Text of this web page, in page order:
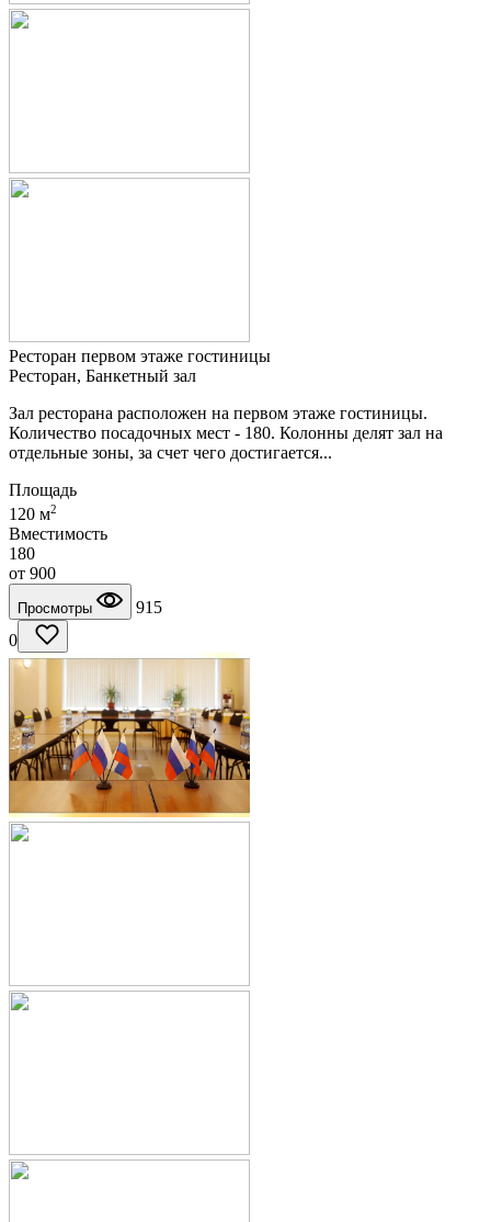
Ресторан первом этаже гостиницы
Ресторан, Банкетный зал
Зал ресторана расположен на первом этаже гостиницы.
Количество посадочных мест - 180. Колонны делят зал на
отдельные зоны, за счет чего достигается...
Площадь
120 м2
Вместимость
180
от 900
Просмотры
915
0